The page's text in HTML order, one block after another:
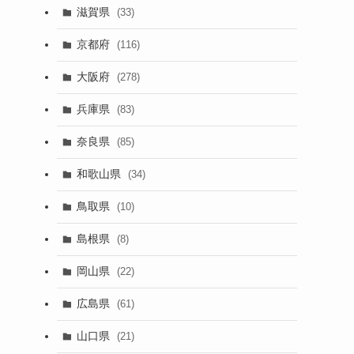
滋賀県 (33)
京都府 (116)
大阪府 (278)
兵庫県 (83)
奈良県 (85)
和歌山県 (34)
鳥取県 (10)
島根県 (8)
岡山県 (22)
広島県 (61)
山口県 (21)